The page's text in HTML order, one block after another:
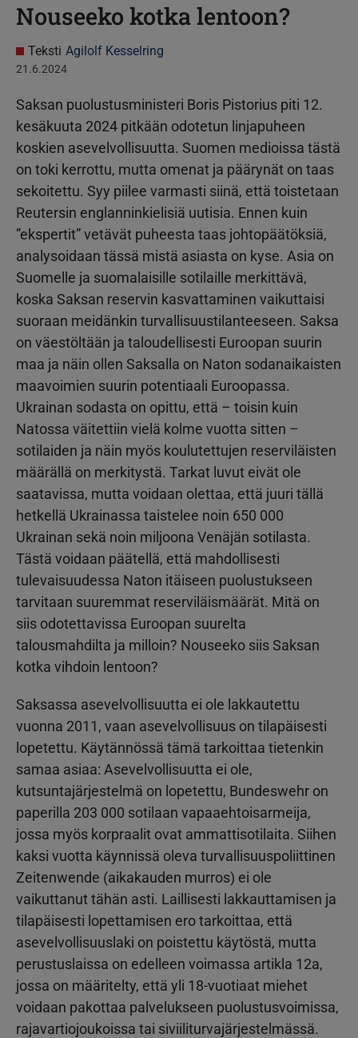
Nouseeko kotka lentoon?
Teksti Agilolf Kesselring
21.6.2024
Saksan puolustusministeri Boris Pistorius piti 12.
kesäkuuta 2024 pitkään odotetun linjapuheen
koskien asevelvollisuutta. Suomen medioissa tästä
on toki kerrottu, mutta omenat ja päärynät on taas
sekoitettu. Syy piilee varmasti siinä, että toistetaan
Reutersin englanninkielisiä uutisia. Ennen kuin
”ekspertit” vetävät puheesta taas johtopäätöksiä,
analysoidaan tässä mistä asiasta on kyse. Asia on
Suomelle ja suomalaisille sotilaille merkittävä,
koska Saksan reservin kasvattaminen vaikuttaisi
suoraan meidänkin turvallisuustilanteeseen. Saksa
on väestöltään ja taloudellisesti Euroopan suurin
maa ja näin ollen Saksalla on Naton sodanaikaisten
maavoimien suurin potentiaali Euroopassa.
Ukrainan sodasta on opittu, että – toisin kuin
Natossa väitettiin vielä kolme vuotta sitten –
sotilaiden ja näin myös koulutettujen reserviläisten
määrällä on merkitystä. Tarkat luvut eivät ole
saatavissa, mutta voidaan olettaa, että juuri tällä
hetkellä Ukrainassa taistelee noin 650 000
Ukrainan sekä noin miljoona Venäjän sotilasta.
Tästä voidaan päätellä, että mahdollisesti
tulevaisuudessa Naton itäiseen puolustukseen
tarvitaan suuremmat reserviläismäärät. Mitä on
siis odotettavissa Euroopan suurelta
talousmahdilta ja milloin? Nouseeko siis Saksan
kotka vihdoin lentoon?
Saksassa asevelvollisuutta ei ole lakkautettu
vuonna 2011, vaan asevelvollisuus on tilapäisesti
lopetettu. Käytännössä tämä tarkoittaa tietenkin
samaa asiaa: Asevelvollisuutta ei ole,
kutsuntajärjestelmä on lopetettu, Bundeswehr on
paperilla 203 000 sotilaan vapaaehtoisarmeija,
jossa myös korpraalit ovat ammattisotilaita. Siihen
kaksi vuotta käynnissä oleva turvallisuuspoliittinen
Zeitenwende (aikakauden murros) ei ole
vaikuttanut tähän asti. Laillisesti lakkauttamisen ja
tilapäisesti lopettamisen ero tarkoittaa, että
asevelvollisuuslaki on poistettu käytöstä, mutta
perustuslaissa on edelleen voimassa artikla 12a,
jossa on määritelty, että yli 18-vuotiaat miehet
voidaan pakottaa palvelukseen puolustusvoimissa,
rajavartiojoukoissa tai siviiliturvajärjestelmässä.